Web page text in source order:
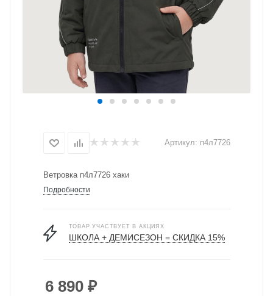
Артикул: п4л7726
Ветровка п4л7726 хаки
Подробности
ТОВАР УЧАСТВУЕТ В АКЦИЯХ
ШКОЛА + ДЕМИСЕЗОН = СКИДКА 15%
6 890₽